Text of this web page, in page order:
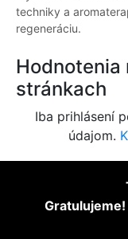
techniky a
regeneráciu.
stránkach
Iba prihlásení
údajom.
Gratulujeme!